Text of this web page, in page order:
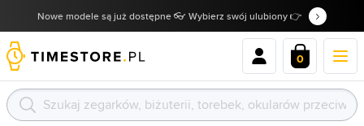
Nowe modele są już dostępne 👓 Wybierz swój ulubiony 👉
0